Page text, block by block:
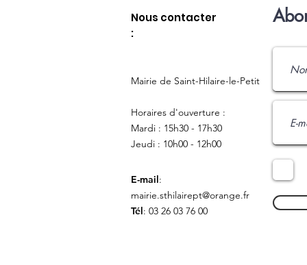
Nous contacter
:
Mairie de Saint-Hilaire-le-Petit
Horaires d'ouverture :
Mardi : 15h30 - 17h30
Jeudi : 10h00 - 12h00
E-mail:
mairie.sthilairept@orange.fr
Tél: 03 26 03 76 00